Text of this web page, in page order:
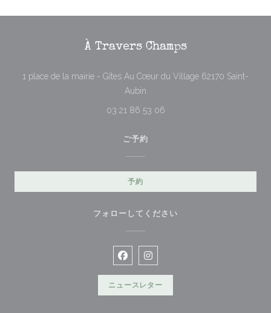
À Travers Champs
1 place de la mairie - Gîtes Au Cœur du Village 62170 Saint-
Aubin
03 21 86 53 06
ご予約
予約
フォローしてください
Facebook ((新しいウィンドウで
Instagram ((新しいウィンド
ニュースレター